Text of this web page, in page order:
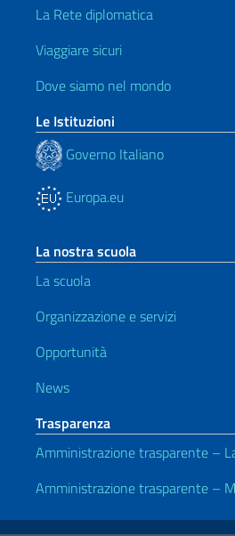
La Rete diplomatica
Viaggiare sicuri
Dove siamo nel mondo
Le Istituzioni
Governo Italiano
Europa.eu
La nostra scuola
La scuola
Organizzazione e servizi
Opportunità
News
Trasparenza
Amministrazione trasparente –
Amministrazione trasparente –